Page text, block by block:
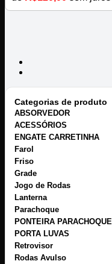
Categorias de produto
ABSORVEDOR
ACESSÓRIOS
ENGATE CARRETINHA
Farol
Friso
Grade
Jogo de Rodas
Lanterna
Parachoque
PONTEIRA PARACHOQUE
PORTA LUVAS
Retrovisor
Rodas Avulso